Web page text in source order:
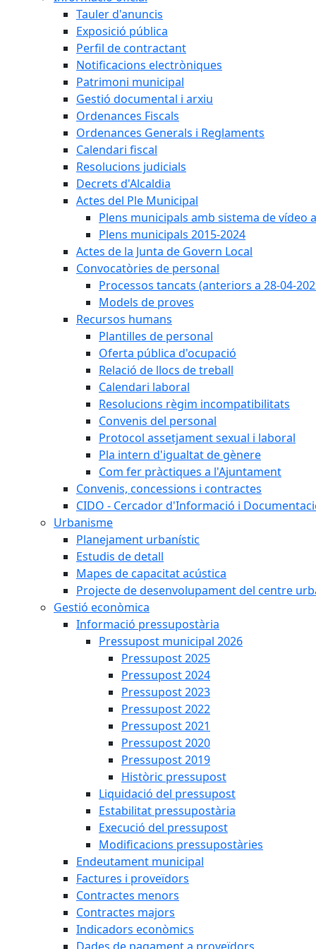
Tauler d'anuncis
Exposició pública
Perfil de contractant
Notificacions electròniques
Patrimoni municipal
Gestió documental i arxiu
Ordenances Fiscals
Ordenances Generals i Reglaments
Calendari fiscal
Resolucions judicials
Decrets d'Alcaldia
Actes del Ple Municipal
Plens municipals amb sistema de vídeo
Plens municipals 2015-2024
Actes de la Junta de Govern Local
Convocatòries de personal
Processos tancats (anteriors a 28-04-
Models de proves
Recursos humans
Plantilles de personal
Oferta pública d'ocupació
Relació de llocs de treball
Calendari laboral
Resolucions règim incompatibilitats
Convenis del personal
Protocol assetjament sexual i laboral
Pla intern d'igualtat de gènere
Com fer pràctiques a l'Ajuntament
Convenis, concessions i contractes
CIDO - Cercador d'Informació i
Urbanisme
Planejament urbanístic
Estudis de detall
Mapes de capacitat acústica
Projecte de desenvolupament del centre
Gestió econòmica
Informació pressupostària
Pressupost municipal 2026
Pressupost 2025
Pressupost 2024
Pressupost 2023
Pressupost 2022
Pressupost 2021
Pressupost 2020
Pressupost 2019
Històric pressupost
Liquidació del pressupost
Estabilitat pressupostària
Execució del pressupost
Modificacions pressupostàries
Endeutament municipal
Factures i proveïdors
Contractes menors
Contractes majors
Indicadors econòmics